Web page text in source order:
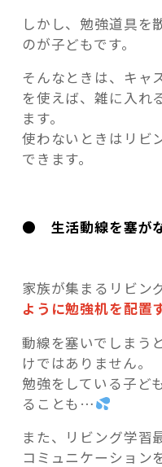
しかし、勉強道具を
のが子どもです。
そんなときは、キャ
を使えば、雑に入れ
ます。
使わないときはリビ
できます。
● 生活動線を塞が
家族が集まるリビン
ように勉強机を配置
動線を塞いでしまう
けではありません。
勉強をしている子ど
ることも…
また、リビング学習
コミュニケーション